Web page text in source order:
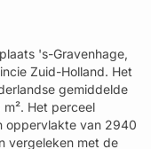
's-Gravenhage,
Zuid-Holland. Het
gemiddelde
Het perceel
oppervlakte van 2940
vergeleken met de